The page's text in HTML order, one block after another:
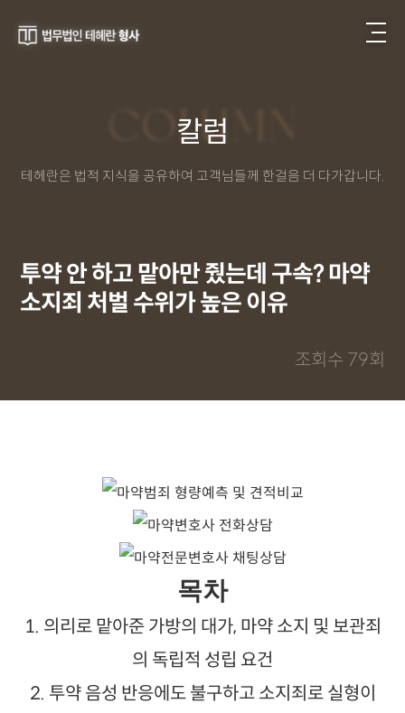
COLUMN
칼럼
테헤란은 법적 지식을 공유하여 고객님들께 한걸음 더 다가갑니다.
투약 안 하고 맡아만 줬는데 구속? 마약
소지죄 처벌 수위가 높은 이유
조회수 79회
목차
1. 의리로 맡아준 가방의 대가, 마약 소지 및 보관죄
의 독립적 성립 요건
2. 투약 음성 반응에도 불구하고 소지죄로 실형이